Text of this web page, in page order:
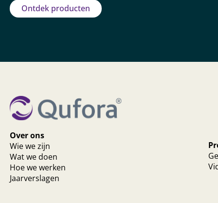
Ontdek producten
Over ons
Wie we zijn
Wat we doen
Hoe we werken
Jaarverslagen